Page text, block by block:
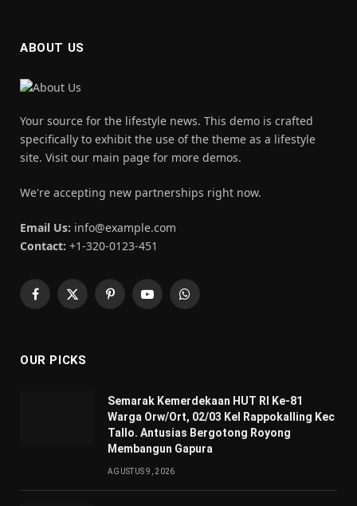
ABOUT US
Your source for the lifestyle news. This demo is crafted
specifically to exhibit the use of the theme as a lifestyle
site. Visit our main page for more demos.
We're accepting new partnerships right now.
Email Us: info@example.com
Contact: +1-320-0123-451
Facebook
X
PinterestYouTubeWhatsApp
OUR PICKS
Semarak Kemerdekaan HUT RI Ke-81
Warga Orw/Ort, 02/03 Kel Rappokalling Kec
Tallo. Antusias Bergotong Royong
Membangun Gapura
AGUSTUS 9, 2026